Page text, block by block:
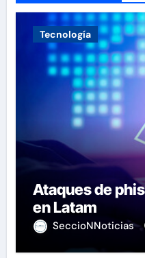
Tecnología
Ataques de
en Latam
SeccioNNoticias